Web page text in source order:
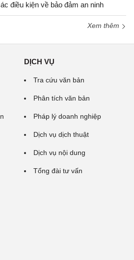
điều kiện về bảo đảm an ninh
Xem thêm
DỊCH VỤ
Tra cứu văn bản
Phân tích văn bản
Pháp lý doanh nghiệp
Dịch vụ dịch thuật
Dịch vụ nội dung
Tổng đài tư vấn